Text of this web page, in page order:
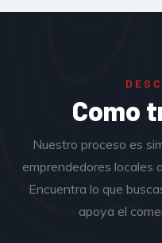
Como
Nuestro proceso es
emprendedores locales
Encuentra lo que
apoya el